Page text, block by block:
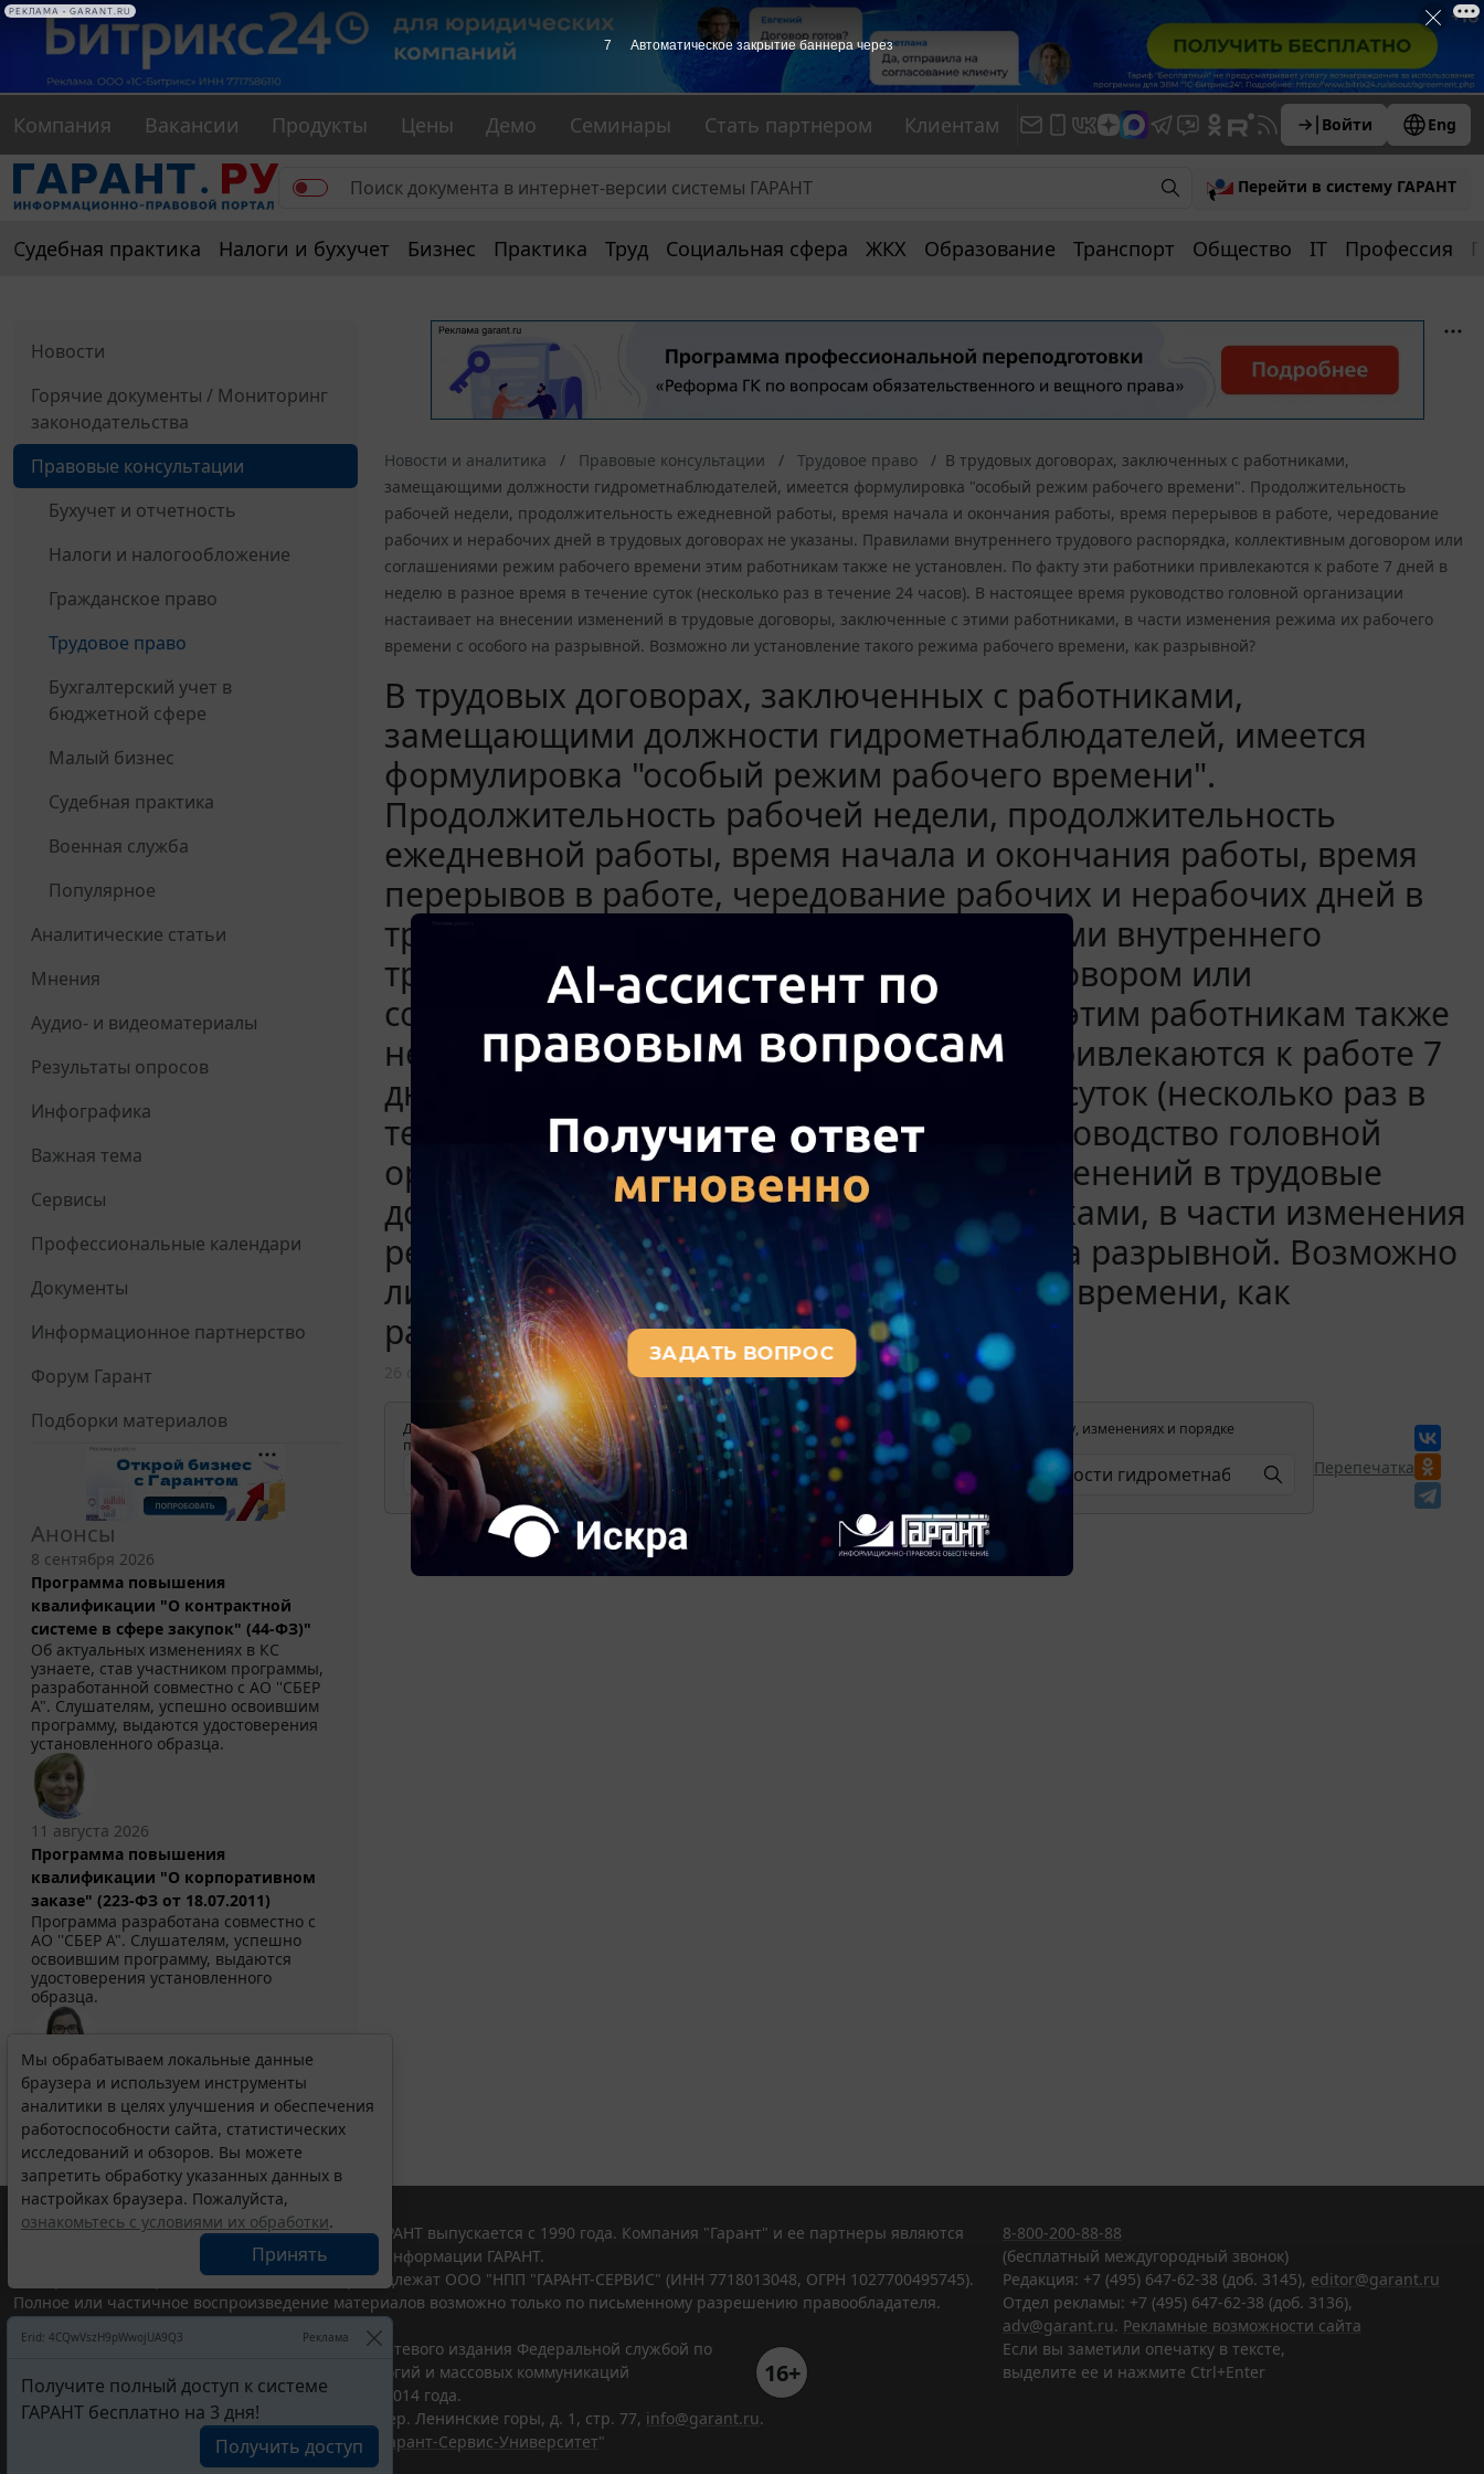
Компания Вакансии Продукты Цены Демо Семинары Стать партнером Клиентам Войти Eng
Перейти в систему ГАРАНТ
Судебная практика Налоги и бухучет Бизнес Практика Труд Социальная сфера ЖКХ Образование Транспорт Общество IT Профессия
Новости
Горячие документы / Мониторинг
законодательства
Правовые консультации
Бухучет и отчетность
Налоги и налогообложение
Гражданское право
Трудовое право
Бухгалтерский учет в
бюджетной сфере
Малый бизнес
Судебная практика
Военная служба
Популярное
Аналитические статьи
Мнения
Аудио- и видеоматериалы
Результаты опросов
Инфографика
Важная тема
Сервисы
Профессиональные календари
Документы
Информационное партнерство
Форум Гарант
Подборки материалов
Анонсы
8 сентября 2026
Программа повышения
квалификации "О контрактной
системе в сфере закупок" (44-ФЗ)"
Об актуальных изменениях в КС
узнаете, став участником программы,
разработанной совместно с АО ''СБЕР
А". Слушателям, успешно освоившим
программу, выдаются удостоверения
установленного образца.
11 августа 2026
Программа повышения
квалификации "О корпоративном
заказе" (223-ФЗ от 18.07.2011)
Программа разработана совместно с
АО ''СБЕР А". Слушателям, успешно
освоившим программу, выдаются
удостоверения установленного
образца.
Выберите тему программы повышения квалификации
для юристов ...
Новости и аналитика Правовые консультации Трудовое право
В трудовых договорах, заключенных с работниками,
замещающими должности гидрометнаблюдателей, имеется формулировка "особый режим рабочего времени". Продолжительность
рабочей недели, продолжительность ежедневной работы, время начала и окончания работы, время перерывов в работе, чередование
рабочих и нерабочих дней в трудовых договорах не указаны. Правилами внутреннего трудового распорядка, коллективным договором или
соглашениями режим рабочего времени этим работникам также не установлен. По факту эти работники привлекаются к работе 7 дней в
неделю в разное время в течение суток (несколько раз в течение 24 часов). В настоящее время руководство головной организации
настаивает на внесении изменений в трудовые договоры, заключенные с этими работниками, в части изменения режима их рабочего
времени с особого на разрывной. Возможно ли установление такого режима рабочего времени, как разрывной?
В трудовых договорах, заключенных с работниками,
замещающими должности гидрометнаблюдателей, имеется
формулировка "особый режим рабочего времени".
Продолжительность рабочей недели, продолжительность
ежедневной работы, время начала и окончания работы, время
перерывов в работе, чередование рабочих и нерабочих дней в
трудовых договорах не указаны. Правилами внутреннего
трудового распорядка, коллективным договором или
соглашениями режим рабочего времени этим работникам также
не установлен. По факту эти работники привлекаются к работе 7
дней в неделю в разное время в течение суток (несколько раз в
течение 24 часов). В настоящее время руководство головной
организации настаивает на внесении изменений в трудовые
договоры, заключенные с этими работниками, в части изменения
режима их рабочего времени с особого на разрывной. Возможно
ли установление такого режима рабочего времени, как
разрывной?
26 октября 2016
Для просмотра актуального текста документа и получения полной информации о вступлении в силу, изменениях и порядке
применения документа, воспользуйтесь поиском в Интернет-версии системы ГАРАНТ:
Перепечатка
Мы обрабатываем локальные данные
браузера и используем инструменты
аналитики в целях улучшения и обеспечения
работоспособности сайта, статистических
исследований и обзоров. Вы можете
запретить обработку указанных данных в
настройках браузера. Пожалуйста,
ознакомьтесь с условиями их обработки.
Принять
Erid: 4CQwVszH9pWwojUA9Q3 Реклама
Получите полный доступ к системе
ГАРАНТ бесплатно на 3 дня!
Получить доступ
© ООО "НПП "ГАРАНТ-СЕРВИС", 2026. Система ГАРАНТ выпускается с 1990 года. Компания "Гарант" и ее партнеры являются
участниками Российской ассоциации правовой информации ГАРАНТ.
Все права на материалы сайта ГАРАНТ.РУ принадлежат ООО "НПП "ГАРАНТ-СЕРВИС" (ИНН 7718013048, ОГРН 1027700495745).
Полное или частичное воспроизведение материалов возможно только по письменному разрешению правообладателя.
Портал ГАРАНТ.РУ зарегистрирован в качестве сетевого издания Федеральной службой по
надзору в сфере связи,информационных технологий и массовых коммуникаций
(Роскомнадзором), Эл № ФС77-58365 от 18 июня 2014 года.
16+
ООО "НПП "ГАРАНТ-СЕРВИС", 119234, г. Москва, тер. Ленинские горы, д. 1, стр. 77, info@garant.ru.
Разработчик ЭПС Система ГАРАНТ – ООО "НПП "
Гарант-Сервис-Университет"
8-800-200-88-88
(бесплатный междугородный звонок)
Редакция: +7 (495) 647-62-38 (доб. 3145), editor@garant.ru
Отдел рекламы: +7 (495) 647-62-38 (доб. 3136),
adv@garant.ru. Рекламные возможности сайта
Если вы заметили опечатку в тексте,
выделите ее и нажмите Ctrl+Enter
6 Автоматическое закрытие баннера через
РЕКЛАМА • GARANT.RU